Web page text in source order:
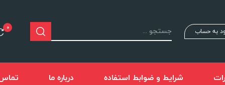
به حساب 0
شرایط و ضوابط استفاده درباره ما